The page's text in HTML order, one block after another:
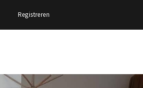
Registreren